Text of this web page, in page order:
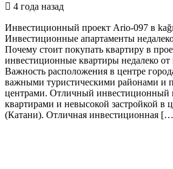
4 года назад
Инвестиционный проект Ario-097 в
Инвестиционные апартаменты
Почему стоит покупать квартиру в
инвестиционные квартиры недалеко от
Важность расположения в центре
важными туристическими районами и
центрами. Отличный инвестиционный
квартирами и невысокой застройкой в
(Катани). Отличная инвестиционная